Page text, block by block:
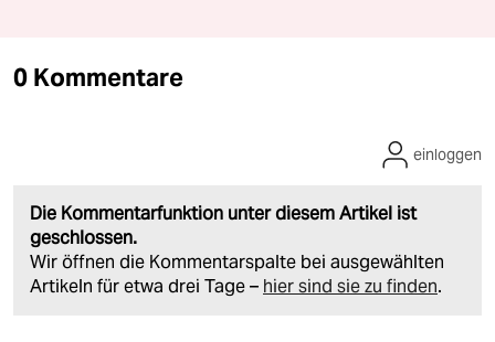
0 Kommentare
Die Kommentarfunktion unter diesem Artikel ist
geschlossen.
Wir öffnen die Kommentarspalte bei ausgewählten
Artikeln für etwa drei Tage – hier sind sie zu finden.
einloggen